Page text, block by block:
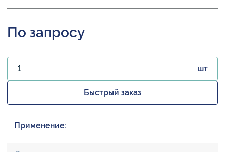
По запросу
шт
Быстрый заказ
Применение: